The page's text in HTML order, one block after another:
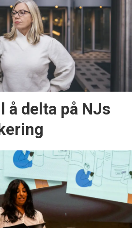
å delta på NJs